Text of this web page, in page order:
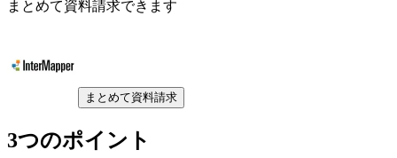
まとめて資料請求できます
まとめて資料請求
3つのポイント